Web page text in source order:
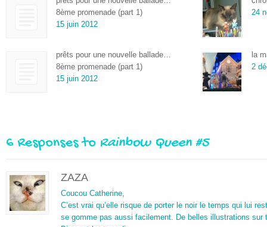
8ème promenade (part 1)
15 juin 2012
prêts pour une nouvelle ballade…
8ème promenade (part 1)
15 juin 2012
24
la
2
6 Responses to Rainbow Queen #5
ZAZA
Coucou Catherine,
C’est vrai qu’elle risque de porter le noir le temps qui lui
se gomme pas aussi facilement. De belles illustrations sur